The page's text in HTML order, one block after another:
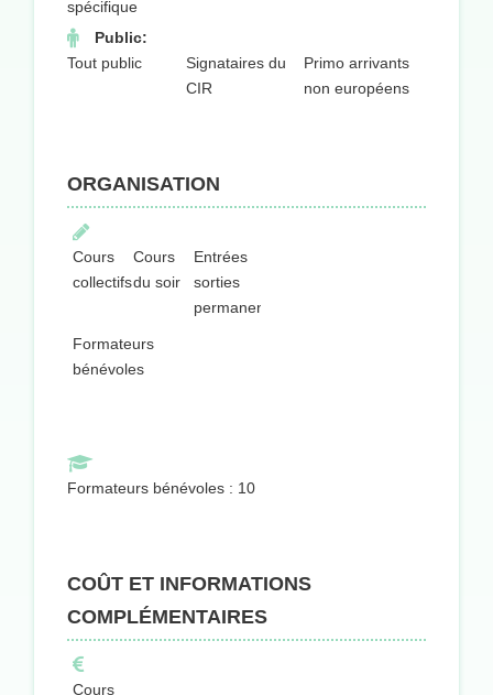
spécifique
Public:
Tout public
Signataires du
CIR
Primo arrivants
non européens
ORGANISATION
Cours
collectifs
Cours
du soir
Entrées
sorties
permanentes
Formateurs
bénévoles
Formateurs bénévoles : 10
COÛT ET INFORMATIONS
COMPLÉMENTAIRES
Cours